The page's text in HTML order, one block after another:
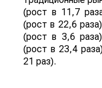
(рост в 11,7
(рост в 22,6
(рост в 3,6
(рост в 23,4
21 раз).